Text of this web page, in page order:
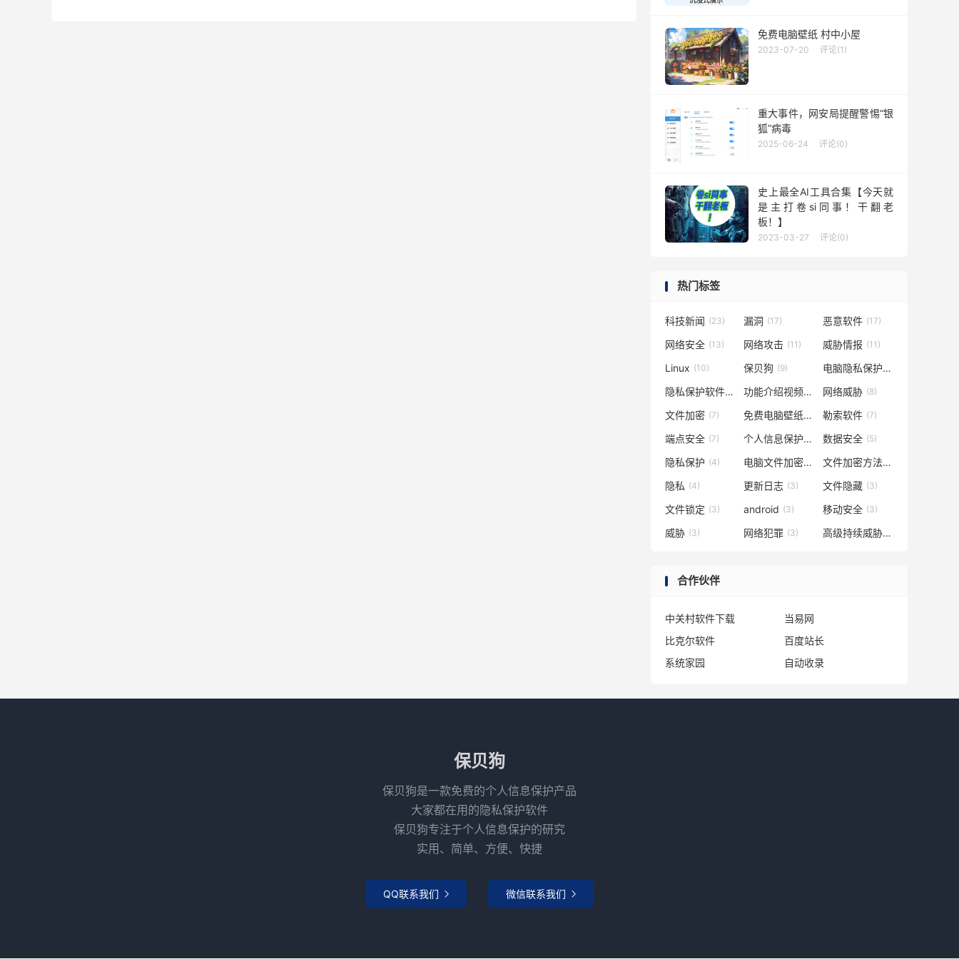
免费电脑壁纸 村中小屋
2023-07-20 评论(1)
重大事件，网安局提醒警惕“银
狐”病毒
2025-06-24 评论(0)
史上最全AI工具合集【今天就
是主打卷si同事！干翻老
板！】
2023-03-27 评论(0)
热门标签
科技新闻 (23) 漏洞 (17) 恶意软件 (17)
网络安全 (13) 网络攻击 (11) 威胁情报 (11)
Linux (10) 保贝狗 (9) 电脑隐私保护
(9)
隐私保护软件
(8) 功能介绍视频(8) 网络威胁 (8)
文件加密 (7) 免费电脑壁纸(7) 勒索软件 (7)
端点安全 (7) 个人信息保护(5) 数据安全 (5)
隐私保护 (4) 电脑文件加密(4) 文件加密方法(4)
隐私 (4) 更新日志 (3) 文件隐藏 (3)
文件锁定 (3) android (3) 移动安全 (3)
威胁 (3) 网络犯罪 (3) 高级持续威胁(3)
合作伙伴
中关村软件下载
当易网
比克尔软件
百度站长
系统家园
自动收录
保贝狗
保贝狗是一款免费的个人信息保护产品
大家都在用的隐私保护软件
保贝狗专注于个人信息保护的研究
实用、简单、方便、快捷
QQ联系我们  微信联系我们 